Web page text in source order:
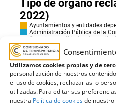
Utilizamos cookies propias y de
personalización de nuestros
el uso de cookies, rechazarlas o
utilizadas. Para editar sus
nuestra Política de cookiesde nuestro